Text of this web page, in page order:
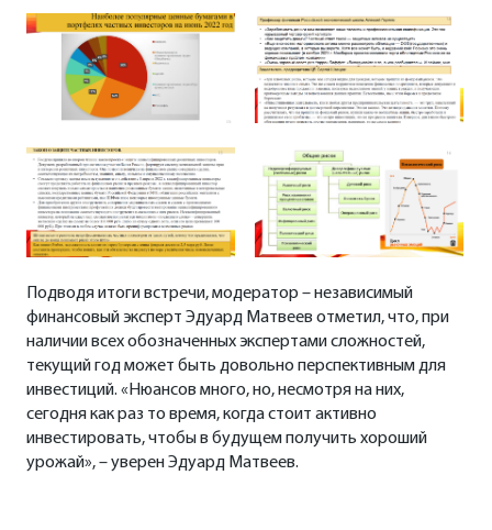
Подводя итоги встречи, модератор – независимый
финансовый эксперт Эдуард Матвеев отметил, что, при
наличии всех обозначенных экспертами сложностей,
текущий год может быть довольно перспективным для
инвестиций. «Нюансов много, но, несмотря на них,
сегодня как раз то время, когда стоит активно
инвестировать, чтобы в будущем получить хороший
урожай», – уверен Эдуард Матвеев.